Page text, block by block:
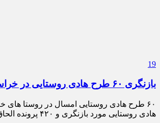
19
بازنگری ۶۰ طرح هادی روستایی در خراسان جنوبی
هادی روستایی مورد بازنگری و ۴۲۰ پرونده الحاق و تغییر کاربری در روستا‌ها مورد بررسی قرار گرفته است. حاجی‌زاده با بیان اینکه […]